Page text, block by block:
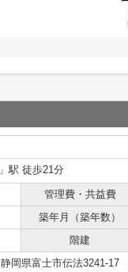
」駅 徒歩21分
管理費・共益費
築年月（築年数）
階建
静岡県富士市伝法3241-17